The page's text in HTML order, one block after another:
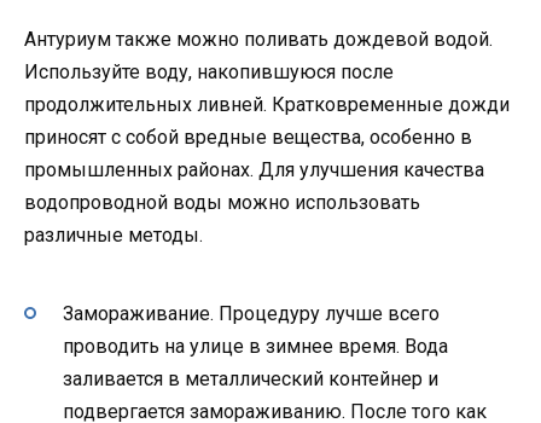
Антуриум также можно поливать дождевой водой.
Используйте воду, накопившуюся после
продолжительных ливней. Кратковременные дожди
приносят с собой вредные вещества, особенно в
промышленных районах. Для улучшения качества
водопроводной воды можно использовать
различные методы.
Замораживание. Процедуру лучше всего
проводить на улице в зимнее время. Вода
заливается в металлический контейнер и
подвергается замораживанию. После того как